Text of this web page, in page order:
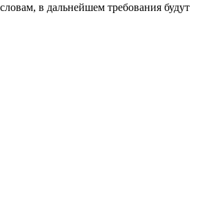
в дальнейшем требования будут